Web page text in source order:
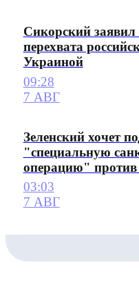
Сикорский заявил
перехвата
Украиной
09:28
7 АВГ
Зеленский хочет
"специальную
операцию" против
03:03
7 АВГ